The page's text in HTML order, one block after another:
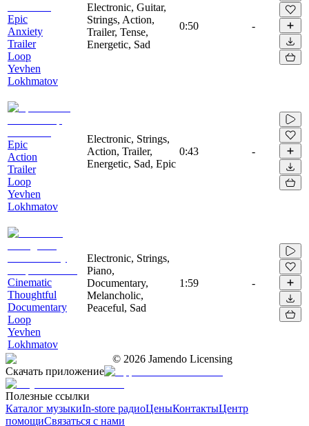
Epic
Anxiety
Trailer
Loop
Yevhen
Lokhmatov
Electronic, Guitar,
Strings, Action,
Trailer, Tense,
Energetic, Sad
0:50 -
Epic
Action
Trailer
Loop
Yevhen
Lokhmatov
Electronic, Strings,
Action, Trailer,
Energetic, Sad, Epic
0:43 -
Cinematic
Thoughtful
Documentary
Loop
Yevhen
Lokhmatov
Electronic, Strings,
Piano,
Documentary,
Melancholic,
Peaceful, Sad
1:59 -
© 2026 Jamendo Licensing
Скачать приложение
Полезные ссылки
Каталог музыкиIn-store радиоЦеныКонтактыЦентр
помощиСвязаться с нами